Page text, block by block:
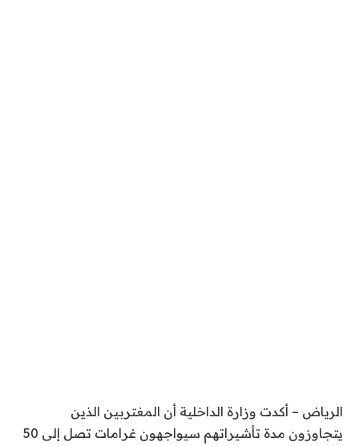
الرياض – أكدت وزارة الداخلية أن المغتربين الذين
يتجاوزون مدة تأشيراتهم سيواجهون غرامات تصل إلى 50